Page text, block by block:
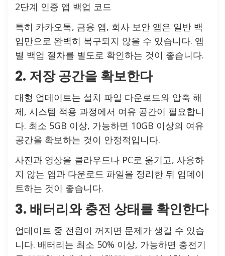
2단계 인증 앱 백업 코드
특히 카카오톡, 금융 앱, 회사 보안 앱은 일반 백
업만으로 완벽히 복구되지 않을 수 있습니다. 앱
별 백업 절차를 별도로 확인하는 것이 좋습니다.
2. 저장 공간을 확보한다
대형 업데이트는 설치 파일 다운로드와 압축 해
제, 시스템 적용 과정에서 여유 공간이 필요합니
다. 최소 5GB 이상, 가능하면 10GB 이상의 여유
공간을 확보하는 것이 안정적입니다.
사진과 영상을 클라우드나 PC로 옮기고, 사용하
지 않는 앱과 다운로드 파일을 정리한 뒤 업데이
트하는 것이 좋습니다.
3. 배터리와 충전 상태를 확인한다
업데이트 중 전원이 꺼지면 문제가 생길 수 있습
니다. 배터리는 최소 50% 이상, 가능하면 충전기